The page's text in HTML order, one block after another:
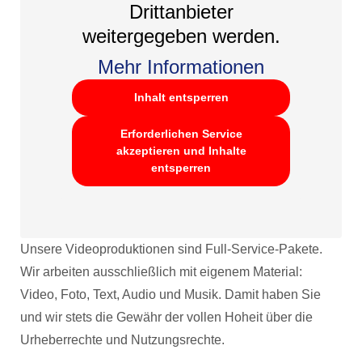
Drittanbieter
weitergegeben werden.
Mehr Informationen
Inhalt entsperren
Erforderlichen Service
akzeptieren und Inhalte
entsperren
Unsere Videoproduktionen sind Full-Service-Pakete.
Wir arbeiten ausschließlich mit eigenem Material:
Video, Foto, Text, Audio und Musik. Damit haben Sie
und wir stets die Gewähr der vollen Hoheit über die
Urheberrechte und Nutzungsrechte.